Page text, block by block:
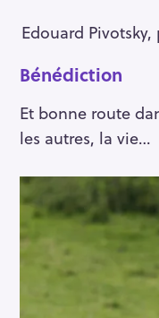
Edouard
Bénédiction
Et bonne route
les autres, la vie…